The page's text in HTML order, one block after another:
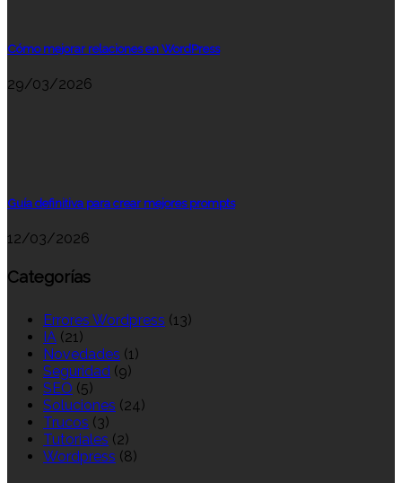
Cómo mejorar relaciones en WordPress
29/03/2026
Guía definitiva para crear mejores prompts
12/03/2026
Categorías
Errores Wordpress (13)
IA (21)
Novedades (1)
Seguridad (9)
SEO (5)
Soluciones (24)
Trucos (3)
Tutoriales (2)
Wordpress (8)